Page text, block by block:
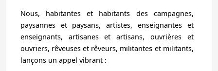
Nous, habitantes et habitants des campagnes,
paysannes et paysans, artistes, enseignantes et
enseignants, artisanes et artisans, ouvrières et
ouvriers, rêveuses et rêveurs, militantes et militants,
lançons un appel vibrant :